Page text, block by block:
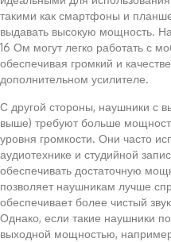
такими как смартфоны и
выдавать высокую мощность.
16 Ом могут легко работать с
обеспечивая громкий и
дополнительном усилителе.
С другой стороны, наушники с
выше) требуют больше
уровня громкости. Они часто
аудиотехнике и студийной
обеспечивать достаточную
позволяет наушникам лучше
обеспечивает более чистый
Однако, если такие наушники
выходной мощностью,